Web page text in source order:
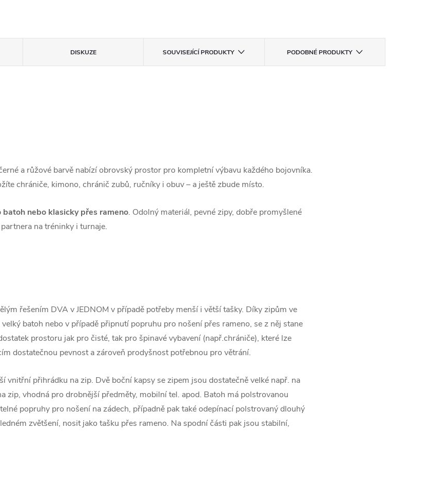
DISKUZE SOUVISEJÍCÍ PRODUKTY PODOBNÉ PRODUKTY
a růžové barvě nabízí obrovský prostor pro kompletní výbavu každého bojovníka.
chrániče, kimono, chránič zubů, ručníky i obuv – a ještě zbude místo.
batoh nebo klasicky přes rameno. Odolný materiál, pevné zipy, dobře promyšlené
na tréninky i turnaje.
řešením DVA v JEDNOM v případě potřeby menší i větší tašky. Díky zipům ve
batoh nebo v případě připnutí popruhu pro nošení přes rameno, se z něj stane
prostoru jak pro čisté, tak pro špinavé vybavení (např.chrániče), které lze
dostatečnou pevnost a zároveň prodyšnost potřebnou pro větrání.
přihrádku na zip. Dvě boční kapsy se zipem jsou dostatečně velké např. na
zip, vhodná pro drobnější předměty, mobilní tel. apod. Batoh má polstrovanou
popruhy pro nošení na zádech, případně pak také odepínací polstrovaný dlouhý
zvětšení, nosit jako tašku přes rameno. Na spodní části pak jsou stabilní,